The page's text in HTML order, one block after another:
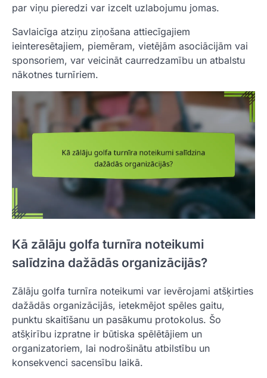
par viņu pieredzi var izcelt uzlabojumu jomas.
Savlaicīga atziņu ziņošana attiecīgajiem
ieinteresētajiem, piemēram, vietējām asociācijām vai
sponsoriem, var veicināt caurredzamību un atbalstu
nākotnes turnīriem.
Kā zālāju golfa turnīra noteikumi
salīdzina dažādās organizācijās?
Zālāju golfa turnīra noteikumi var ievērojami atšķirties
dažādās organizācijās, ietekmējot spēles gaitu,
punktu skaitīšanu un pasākumu protokolus. Šo
atšķirību izpratne ir būtiska spēlētājiem un
organizatoriem, lai nodrošinātu atbilstību un
konsekvenci sacensību laikā.